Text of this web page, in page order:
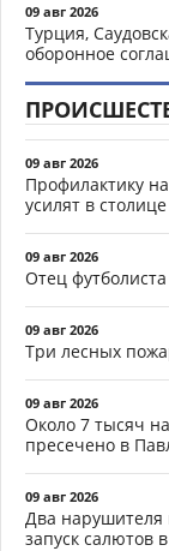
09 авг 2026
Турция,
оборонное
09 авг 2026
Профилактику
усилят в столице
09 авг 2026
Отец
09 авг 2026
Три лесных
09 авг 2026
Около 7 тысяч
пресечено в
09 авг 2026
Два нарушителя
запуск салютов